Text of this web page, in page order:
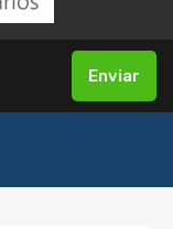
Enviar